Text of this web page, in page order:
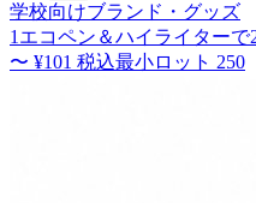
学校向けブランド・グッズ
1エコペン＆ハイライターで
〜 ¥101 税込最小ロット 250